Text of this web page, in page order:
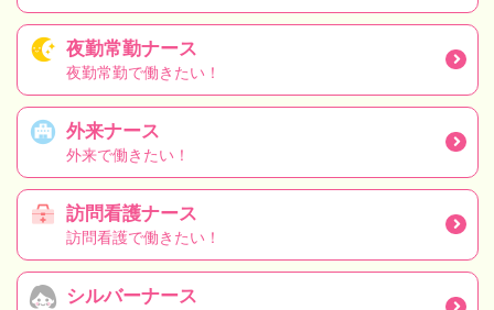
夜勤常勤ナース
夜勤常勤で働きたい！
外来ナース
外来で働きたい！
訪問看護ナース
訪問看護で働きたい！
シルバーナース